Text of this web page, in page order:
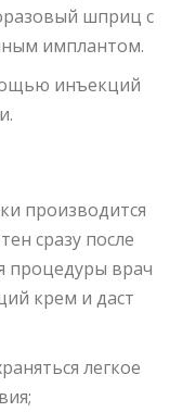
шприц с
имплантом.
инъекций
производится
сразу после
процедуры врач
крем и даст
легкое